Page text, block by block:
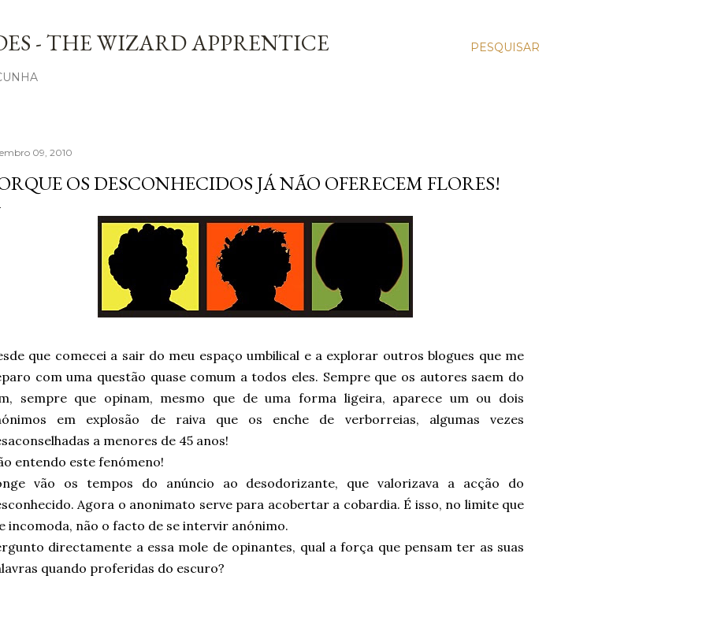
PESQUISAR
- THE WIZARD APPRENTICE
09, 2010
OS DESCONHECIDOS JÁ NÃO OFERECEM FLORES!
que comecei a sair do meu espaço umbilical e a explorar outros blogues que me
com uma questão quase comum a todos eles. Sempre que os autores saem do
sempre que opinam, mesmo que de uma forma ligeira, aparece um ou dois
em explosão de raiva que os enche de verborreias, algumas vezes
a menores de 45 anos!
entendo este fenómeno!
vão os tempos do anúncio ao desodorizante, que valorizava a acção do
Agora o anonimato serve para acobertar a cobardia. É isso, no limite que
incomoda, não o facto de se intervir anónimo.
directamente a essa mole de opinantes, qual a força que pensam ter as suas
quando proferidas do escuro?